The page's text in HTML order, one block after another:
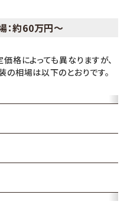
：約60万円～
格によっても異なりますが、
相場は以下のとおりです。